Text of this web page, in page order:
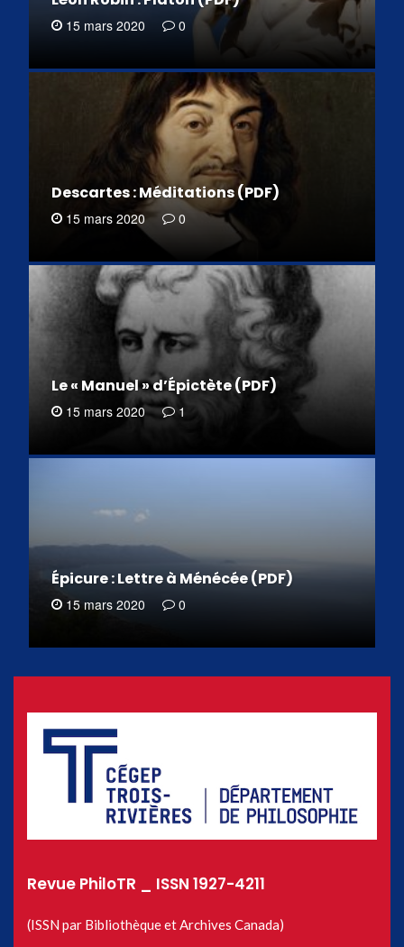
15 mars 2020 0
Descartes : Méditations (PDF)
15 mars 2020 0
Le « Manuel » d’Épictète (PDF)
15 mars 2020 1
Épicure : Lettre à Ménécée (PDF)
15 mars 2020 0
Revue PhiloTR _ ISSN 1927-4211
(ISSN par Bibliothèque et Archives Canada)